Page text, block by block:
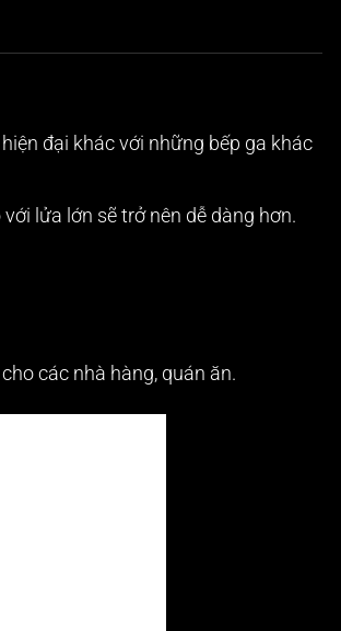
đại khác với những bếp ga khác
lửa lớn sẽ trở nên dễ dàng hơn.
các nhà hàng, quán ăn.